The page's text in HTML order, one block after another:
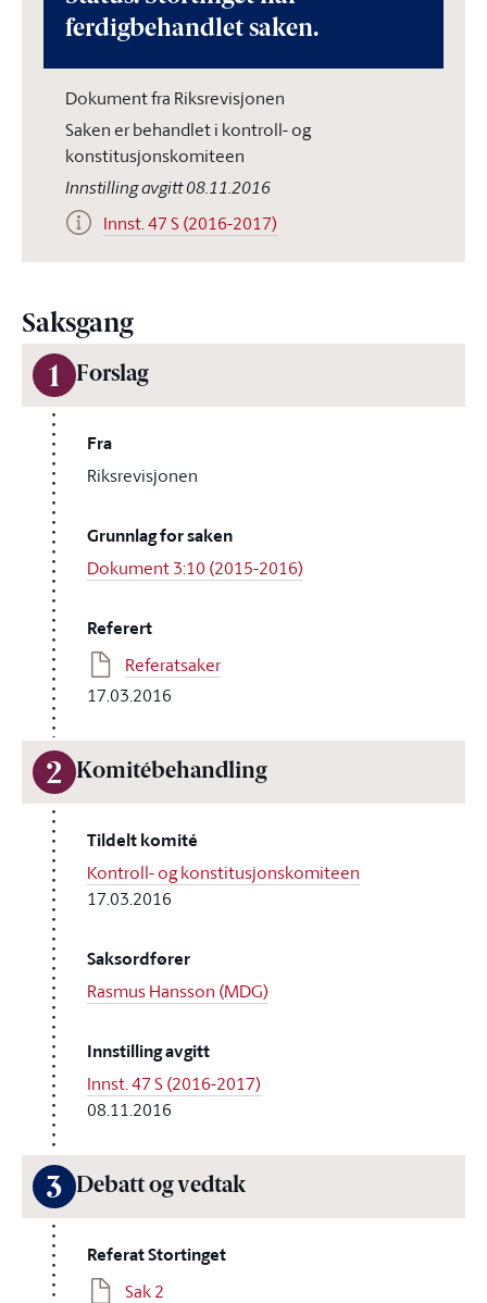
ferdigbehandlet saken.
Dokument fra Riksrevisjonen
Saken er behandlet i kontroll- og
konstitusjonskomiteen
Innstilling avgitt 08.11.2016
Innst. 47 S (2016-2017)
Saksgang
1 Forslag
Fra
Riksrevisjonen
Grunnlag for saken
Dokument 3:10 (2015-2016)
Referert
Referatsaker
17.03.2016
2 Komitébehandling
Tildelt komité
Kontroll- og konstitusjonskomiteen
17.03.2016
Saksordfører
Rasmus Hansson (MDG)
Innstilling avgitt
Innst. 47 S (2016-2017)
08.11.2016
3 Debatt og vedtak
Referat Stortinget
Sak 2